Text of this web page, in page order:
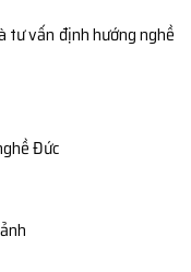
tư vấn định hướng nghề
Đức